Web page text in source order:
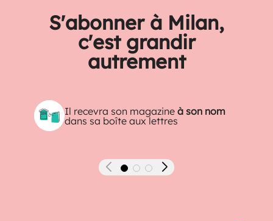
S'abonner à Milan,
c'est grandir
autrement
Il recevra son magazineà son nom
dans sa boîte aux lettres
Précédent Suivant